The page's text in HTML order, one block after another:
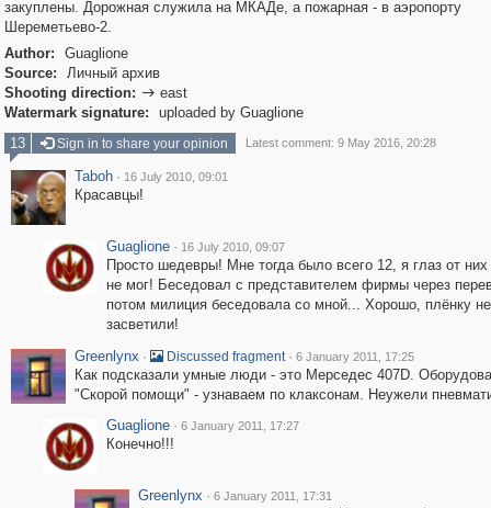
закуплены. Дорожная служила на МКАДе, а пожарная - в аэропорту
Шереметьево-2.
Author:
Guaglione
Source:
Личный архив
Shooting direction:  east
Watermark signature:
uploaded by Guaglione
13
Sign in to share your opinion Latest comment: 9 May 2016, 20:28
Taboh · 16 July 2010, 09:01
Красавцы!
Guaglione · 16 July 2010, 09:07
Просто шедевры! Мне тогда было всего 12, я глаз от них
не мог! Беседовал с представителем фирмы через
потом милиция беседовала со мной... Хорошо, плёнку не
засветили!
Greenlynx · Discussed fragment · 6 January 2011, 17:25
Как подсказали умные люди - это Мерседес 407D.
"Скорой помощи" - узнаваем по клаксонам. Неужели
Guaglione · 6 January 2011, 17:27
Конечно!!!
Greenlynx · 6 January 2011, 17:31